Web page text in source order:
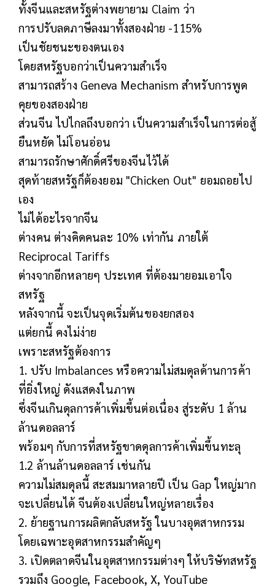
ทั้งจีนและสหรัฐต่างพยายาม Claim ว่า
การปรับลดภาษีลงมาทั้งสองฝ่าย -115%
เป็นชัยชนะของตนเอง
โดยสหรัฐบอกว่าเป็นความสำเร็จ
สามารถสร้าง Geneva Mechanism สำหรับการพูด
คุยของสองฝ่าย
ส่วนจีน ไปไกลถึงบอกว่า เป็นความสำเร็จในการต่อสู้
ยืนหยัด ไม่โอนอ่อน
สามารถรักษาศักดิ์ศรีของจีนไว้ได้
สุดท้ายสหรัฐก็ต้องยอม "Chicken Out" ยอมถอยไป
เอง
ไม่ได้อะไรจากจีน
ต่างคน ต่างคิดคนละ 10% เท่ากัน ภายใต้
Reciprocal Tariffs
ต่างจากอีกหลายๆ ประเทศ ที่ต้องมายอมเอาใจ
สหรัฐ
หลังจากนี้ จะเป็นจุดเริ่มต้นของยกสอง
แต่ยกนี้ คงไม่ง่าย
เพราะสหรัฐต้องการ
1. ปรับ Imbalances หรือความไม่สมดุลด้านการค้า
ที่ยิ่งใหญ่ ดังแสดงในภาพ
ซึ่งจีนเกินดุลการค้าเพิ่มขึ้นต่อเนื่อง สู่ระดับ 1 ล้าน
ล้านดอลลาร์
พร้อมๆ กับการที่สหรัฐขาดดุลการค้าเพิ่มขึ้นทะลุ
1.2 ล้านล้านดอลลาร์ เช่นกัน
ความไม่สมดุลนี้ สะสมมาหลายปี เป็น Gap ใหญ่มาก
จะเปลี่ยนได้ จีนต้องเปลี่ยนใหญ่หลายเรื่อง
2. ย้ายฐานการผลิตกลับสหรัฐ ในบางอุตสาหกรรม
โดยเฉพาะอุตสาหกรรมสำคัญๆ
3. เปิดตลาดจีนในอุตสาหกรรมต่างๆ ให้บริษัทสหรัฐ
รวมถึง Google, Facebook, X, YouTube